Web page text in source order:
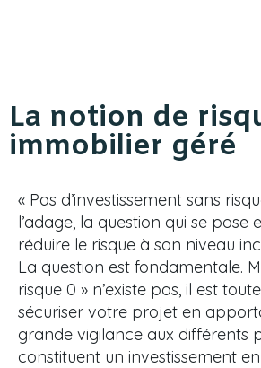
La notion de
immobilier géré
« Pas d’investissement sans
l’adage, la question qui se pose
réduire le risque à son niveau
La question est fondamentale.
risque 0 » n’existe pas, il est
sécuriser votre projet en
grande vigilance aux différents
constituent un investissement